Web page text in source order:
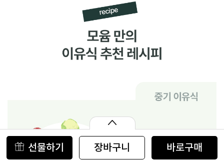
선물하기 장바구니 바로구매